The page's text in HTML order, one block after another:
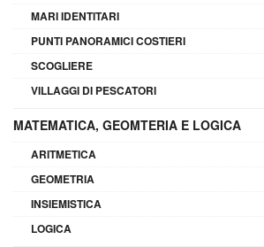
MARI IDENTITARI
PUNTI PANORAMICI COSTIERI
SCOGLIERE
VILLAGGI DI PESCATORI
MATEMATICA, GEOMTERIA E LOGICA
ARITMETICA
GEOMETRIA
INSIEMISTICA
LOGICA